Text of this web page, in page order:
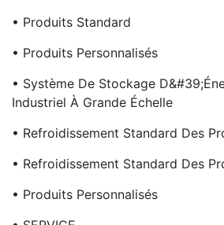
• Produits Standard
• Produits Personnalisés
• Système De Stockage
Industriel À Grande Échelle
• Refroidissement Standard Des
• Refroidissement Standard Des
• Produits Personnalisés